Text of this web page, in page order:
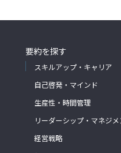
要約を探す
スキルアップ・キャリア
自己啓発・マインド
生産性・時間管理
リーダーシップ・マネジメ
経営戦略